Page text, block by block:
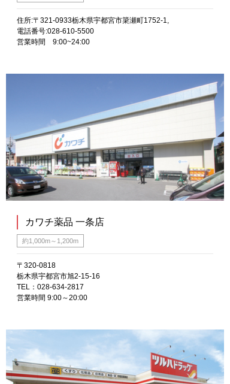
住所:〒321-0933栃木県宇都宮市簗瀬町1752-1,
電話番号:028-610-5500
営業時間 9:00~24:00
カワチ薬品 一条店
約1,000m～1,200m
〒320-0818
栃木県宇都宮市旭2-15-16
TEL：028-634-2817
営業時間 9:00～20:00